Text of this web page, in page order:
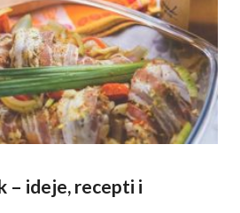
– ideje, recepti i